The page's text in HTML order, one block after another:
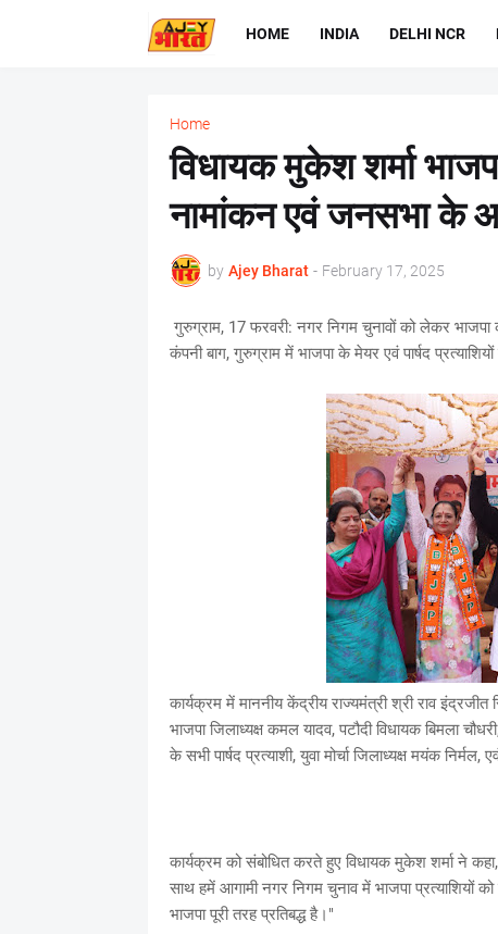
HOME INDIA DELHI NCR
Home
विधायक मुकेश शर्मा
नामांकन एवं जनसभा के
by Ajey Bharat - February 17, 2025
गुरुग्राम, 17 फरवरी: नगर निगम चुनावों को लेकर
कंपनी बाग, गुरुग्राम में भाजपा के मेयर एवं पार्षद
कार्यक्रम में माननीय केंद्रीय राज्यमंत्री श्री राव इंद्रजीत
भाजपा जिलाध्यक्ष कमल यादव, पटौदी विधायक बिमला
के सभी पार्षद प्रत्याशी, युवा मोर्चा जिलाध्यक्ष मयंक निर्मल,
कार्यक्रम को संबोधित करते हुए विधायक मुकेश शर्मा ने
साथ हमें आगामी नगर निगम चुनाव में भाजपा प्रत्याशियों
भाजपा पूरी तरह प्रतिबद्ध है।"